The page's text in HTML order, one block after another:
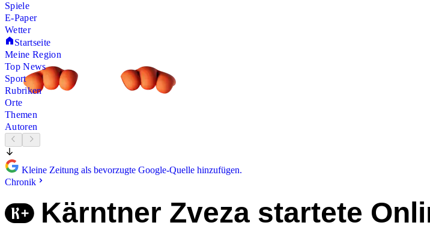
Spiele
E-Paper
Wetter
Startseite
Meine Region
Top News
Sport
Rubriken
Orte
Themen
Autoren
Kleine Zeitung als bevorzugte Google-Quelle hinzufügen.
Chronik
Kärntner Zveza startete